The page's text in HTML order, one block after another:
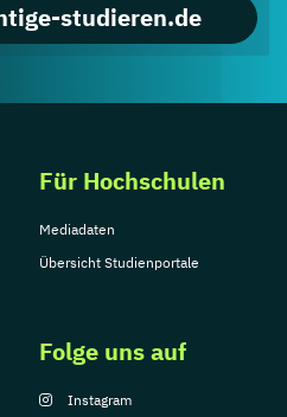
studieren.de
Für Hochschulen
Mediadaten
Übersicht Studienportale
Folge uns auf
Instagram